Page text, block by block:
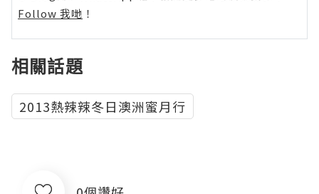
Follow 我哋 ！
相關話題
2013熱辣辣冬日澳洲蜜月行